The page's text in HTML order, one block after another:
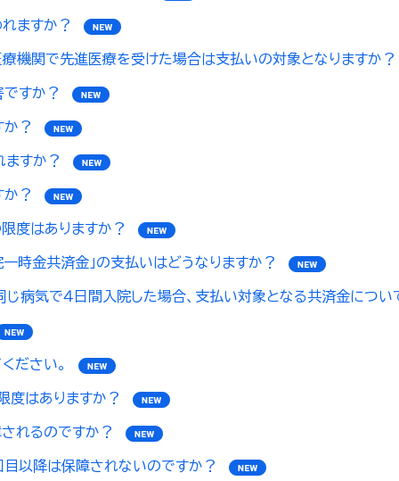
ますか？
機関で先進医療を受けた場合は支払いの対象となりますか？
ですか？
か？
ますか？
か？
度はありますか？
時金共済金」の支払いはどうなりますか？
じ病気で４日間入院した場合、支払い対象となる共済金につい
ださい。
度はありますか？
れるのですか？
以降は保障されないのですか？